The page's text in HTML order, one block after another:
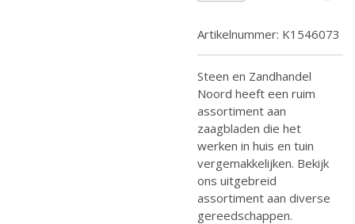
Artikelnummer: K1546073
Steen en Zandhandel
Noord heeft een ruim
assortiment aan
zaagbladen die het
werken in huis en tuin
vergemakkelijken. Bekijk
ons uitgebreid
assortiment aan diverse
gereedschappen.